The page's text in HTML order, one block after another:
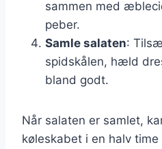
sammen med
peber.
Samle salaten:
spidskålen, hæld
bland godt.
Når salaten er samlet,
køleskabet i en halv